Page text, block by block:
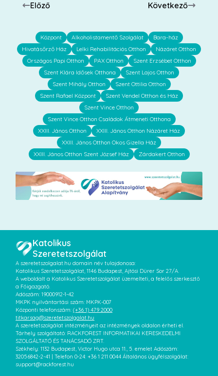
Előző Következő
Központ Alkoholistamentő Szolgálat
Bara-ház
Hivatásőrző Ház
Lelki Rehabilitációs Otthon
Názáret Otthon
Országos Papi Otthon
PAX Otthon
Szent Erzsébet Otthon
Szent Klára Idősek Otthona
Szent Lajos Otthon
Szent Mihály Otthon
Szent Ottilia Otthon
Szent Rafael Központ
Szent Vendel Otthon és Ház
Szent Vince Otthon
Szent Vince Otthon Családok Átmeneti Otthona
XXIII. János Otthon
XXIII. János Otthon Názáret Ház
XXIII. János Otthon Okos Gizella Ház
XXIII. János Otthon Szent József Ház
Zárdakert Otthon
Katolikus
Szeretetszolgálat
A szeretetszolgalat.hu domain név tulajdonosa:
Katolikus Szeretetszolgálat, 1146 Budapest, Ajtósi Dürer Sor 27/A.
A weboldalt a Katolikus Szeretetszolgálat üzemelteti, a felelős szerkesztő
a Főigazgató.
Adószám: 19000912-1-42
MKPK nyilvántartási szám: MKPK-007
Központi telefonszám: (+36 1) 479 2000
titkarsag@szeretetszolgalat.hu
A szeretetszolgálat intézményeit az intézmények oldalon érheti el.
Tárhely szolgáltató: RACKFOREST INFORMATIKAI KERESKEDELMI
SZOLGÁLTATÓ ÉS TANÁCSADÓ ZRT.
Székhely: 1132 Budapest, Victor Hugo utca 11., 5. emelet Adószám:
32056842-2-41 | Telefon 0-24: +36 1 211 0044 Általános ügyfélszolgálat:
support@rackforest.hu